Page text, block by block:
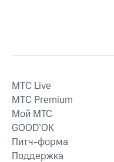
MTС Live
MTС Premium
Мой МТС
GOOD’OK
Питч-форма
Поддержка